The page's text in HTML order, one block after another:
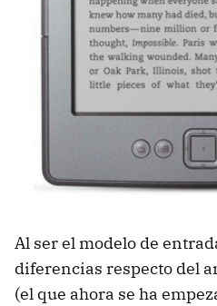
Al ser el modelo de
diferencias respecto del
(el que ahora se ha